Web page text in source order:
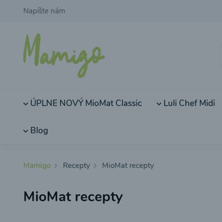
Napíšte nám
ÚPLNE NOVÝ MioMat Classic Luli Chef Midi
Blog
Mamigo Recepty MioMat recepty
MioMat recepty